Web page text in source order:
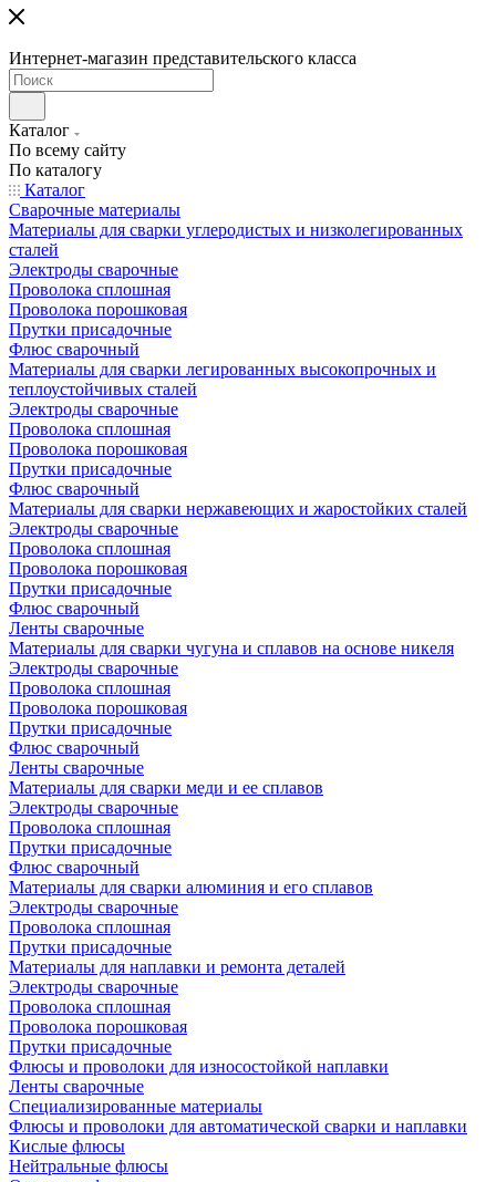
Интернет-магазин представительского класса
Каталог
По всему сайту
По каталогу
Каталог
Сварочные материалы
Материалы для сварки углеродистых и низколегированных
сталей
Электроды сварочные
Проволока сплошная
Проволока порошковая
Прутки присадочные
Флюс сварочный
Материалы для сварки легированных высокопрочных и
теплоустойчивых сталей
Электроды сварочные
Проволока сплошная
Проволока порошковая
Прутки присадочные
Флюс сварочный
Материалы для сварки нержавеющих и жаростойких сталей
Электроды сварочные
Проволока сплошная
Проволока порошковая
Прутки присадочные
Флюс сварочный
Ленты сварочные
Материалы для сварки чугуна и сплавов на основе никеля
Электроды сварочные
Проволока сплошная
Проволока порошковая
Прутки присадочные
Флюс сварочный
Ленты сварочные
Материалы для сварки меди и ее сплавов
Электроды сварочные
Проволока сплошная
Прутки присадочные
Флюс сварочный
Материалы для сварки алюминия и его сплавов
Электроды сварочные
Проволока сплошная
Прутки присадочные
Материалы для наплавки и ремонта деталей
Электроды сварочные
Проволока сплошная
Проволока порошковая
Прутки присадочные
Флюсы и проволоки для износостойкой наплавки
Ленты сварочные
Специализированные материалы
Флюсы и проволоки для автоматической сварки и наплавки
Кислые флюсы
Нейтральные флюсы